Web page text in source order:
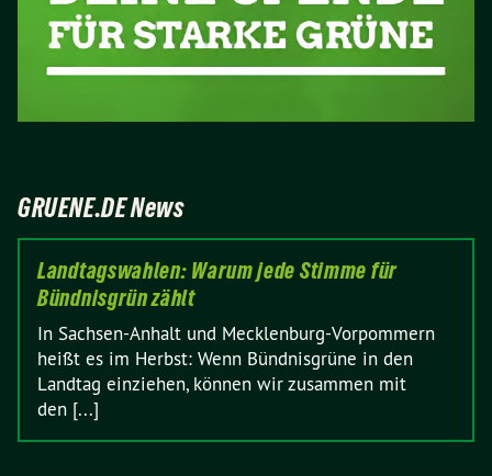
GRUENE.DE News
Landtagswahlen: Warum jede Stimme für
Bündnisgrün zählt
In Sachsen-Anhalt und Mecklenburg-Vorpommern
heißt es im Herbst: Wenn Bündnisgrüne in den
Landtag einziehen, können wir zusammen mit
den [...]